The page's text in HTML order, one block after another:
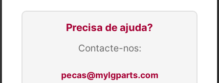
Precisa de ajuda?
Contacte-nos:
pecas@mylgparts.com